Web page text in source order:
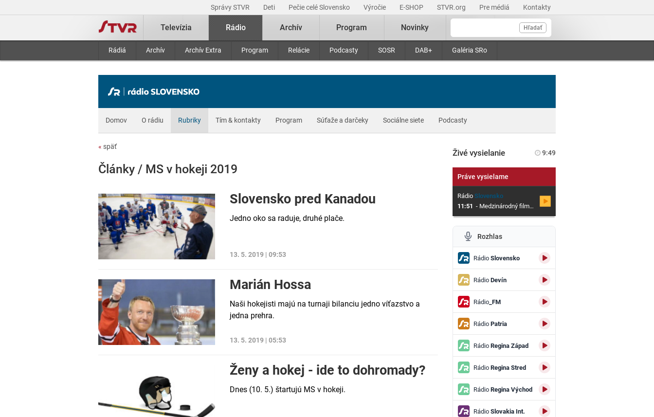
Správy STVR Deti Pečie celé Slovensko Výročie E-SHOP STVR.org Pre médiá Kontakty
Hľadať
Televízia Rádio
Rádiá Archív Archív Extra Program Relácie Podcasty SOSR DAB+ Galéria SRo
Archív Program Novinky
Domov O rádiu Rubriky Tím & kontakty Program Súťaže a darčeky Sociálne siete Podcasty
« späť
Články / MS v hokeji 2019
Slovensko pred Kanadou
Jedno oko sa raduje, druhé plače.
13. 5. 2019 | 09:53
Marián Hossa
Naši hokejisti majú na turnaji bilanciu jedno víťazstvo a
jedna prehra.
13. 5. 2019 | 05:53
Ženy a hokej - ide to dohromady?
Dnes (10. 5.) štartujú MS v hokeji.
Živé vysielanie 9:49
Práve vysielame
RádioSlovensko
11:51 - Medzinárodný filmový festival Cinematik
Rozhlas
RádioSlovensko
RádioDevín
Rádio_FM
RádioPatria
RádioRegina Západ
RádioRegina Stred
RádioRegina Východ
RádioSlovakia Int.